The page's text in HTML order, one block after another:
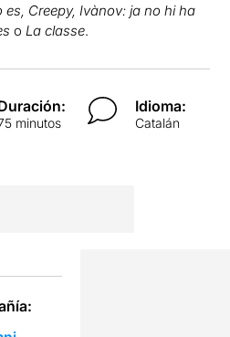
es, Creepy, Ivànov: ja no hi ha
o La classe.
minutos
Idioma:
Catalán